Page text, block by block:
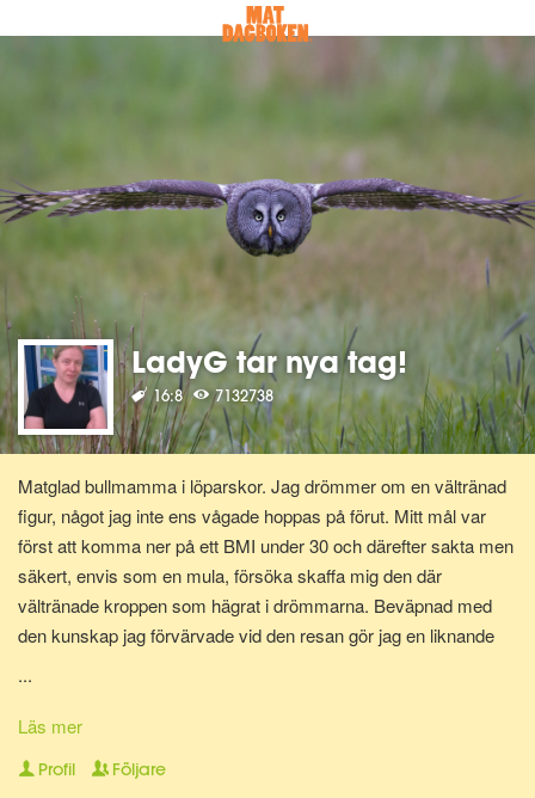
LadyG tar nya tag!
16:8 7132738
Matglad bullmamma i löparskor. Jag drömmer om en vältränad
figur, något jag inte ens vågade hoppas på förut. Mitt mål var
först att komma ner på ett BMI under 30 och därefter sakta men
säkert, envis som en mula, försöka skaffa mig den där
vältränade kroppen som hägrat i drömmarna. Beväpnad med
den kunskap jag förvärvade vid den resan gör jag en liknande
Nu för tiden är jag en av Matdagbokens mentorer, skicka ett
privat meddelande om du vill ha stöd och pepp privat eller om du
...
Läs mer
Profil Följare